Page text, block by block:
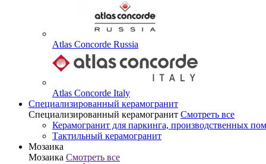
Atlas Concorde Russia
Atlas Concorde Italy
Специализированный керамогранит
Специализированный керамогранит Смотреть все
Керамогранит для паркинга, производственных
Тактильный керамогранит
Мозаика
Мозаика Смотреть все